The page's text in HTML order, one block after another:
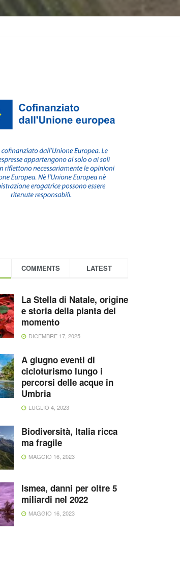
COMMENTS LATEST
La Stella di Natale, origine
e storia della pianta del
momento
DICEMBRE 17, 2025
A giugno eventi di
cicloturismo lungo i
percorsi delle acque in
Umbria
LUGLIO 4, 2023
Biodiversità, Italia ricca
ma fragile
MAGGIO 16, 2023
Ismea, danni per oltre 5
miliardi nel 2022
MAGGIO 16, 2023